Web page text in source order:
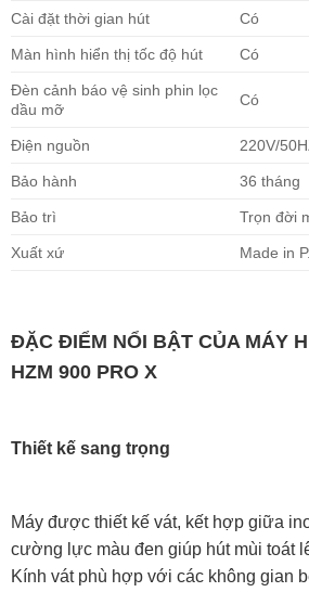
Cài đặt thời gian hút Có
Màn hình hiển thị tốc độ hút Có
Đèn cảnh báo vệ sinh phin lọc
dầu mỡ
Có
Điện nguồn 220V/
Bảo hành 36 tháng
Bảo trì Trọn đời
Xuất xứ Made in
ĐẶC ĐIỂM NỔI BẬT CỦA MÁY
HZM 900 PRO X
Thiết kế sang trọng
Máy được thiết kế vát, kết hợp giữa
cường lực màu đen giúp hút mùi toát
Kính vát phù hợp với các không gian